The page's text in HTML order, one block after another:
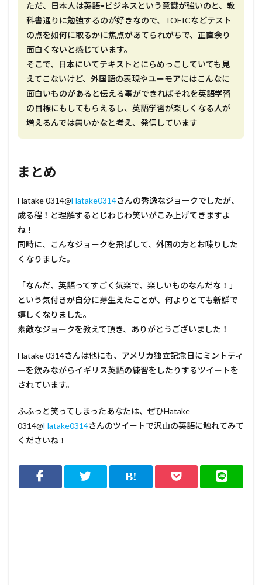
ただ、日本人は英語=ビジネスという意識が強いのと、教
科書通りに勉強するのが好きなので、TOEICなどテスト
の点を如何に取るかに焦点があてられがちで、正直余り
面白くないと感じています。
そこで、日本にいてテキストとにらめっこしていても見
えてこないけど、外国語の表現やユーモアにはこんなに
面白いものがあると伝える事ができればそれを英語学習
の目標にもしてもらえるし、英語学習が楽しくなる人が
増えるんでは無いかなと考え、発信しています
まとめ
Hatake 0314@Hatake0314さんの秀逸なジョークでしたが、
成る程！と理解するとじわじわ笑いがこみ上げてきますよ
ね！
同時に、こんなジョークを飛ばして、外国の方とお喋りした
くなりました。
「なんだ、英語ってすごく気楽で、楽しいものなんだな！」
という気付きが自分に芽生えたことが、何よりとても新鮮で
嬉しくなりました。
素敵なジョークを教えて頂き、ありがとうございました！
Hatake 0314さんは他にも、アメリカ独立記念日にミントティ
ーを飲みながらイギリス英語の練習をしたりするツイートを
されています。
ふふっと笑ってしまったあなたは、ぜひHatake
0314@Hatake0314さんのツイートで沢山の英語に触れてみて
くださいね！